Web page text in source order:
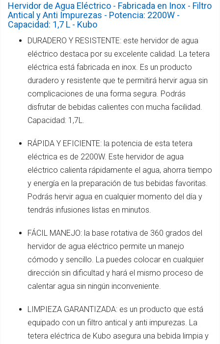
Hervidor de Agua Eléctrico - Fabricada en Inox - Filtro
Antical y Anti Impurezas - Potencia: 2200W -
Capacidad: 1,7 L - Kubo
DURADERO Y RESISTENTE: este hervidor de agua
eléctrico destaca por su excelente calidad. La tetera
eléctrica está fabricada en inox. Es un producto
duradero y resistente que te permitirá hervir agua sin
complicaciones de una forma segura. Podrás
disfrutar de bebidas calientes con mucha facilidad.
Capacidad: 1,7L.
RÁPIDA Y EFICIENTE: la potencia de esta tetera
eléctrica es de 2200W. Este hervidor de agua
eléctrico calienta rápidamente el agua, ahorra tiempo
y energía en la preparación de tus bebidas favoritas.
Podrás hervir agua en cualquier momento del día y
tendrás infusiones listas en minutos.
FÁCIL MANEJO: la base rotativa de 360 grados del
hervidor de agua eléctrico permite un manejo
cómodo y sencillo. La puedes colocar en cualquier
dirección sin dificultad y hará el mismo proceso de
calentar agua sin ningún inconveniente.
LIMPIEZA GARANTIZADA: es un producto que está
equipado con un filtro antical y anti impurezas. La
tetera eléctrica de Kubo asegura una bebida limpia y